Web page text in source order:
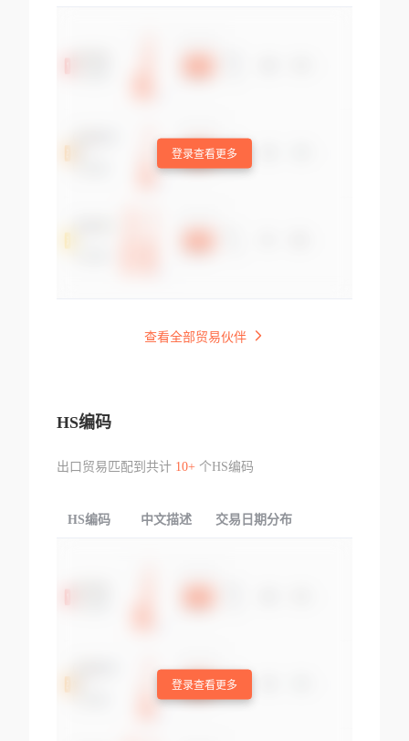
登录查看更多
查看全部贸易伙伴
HS编码
出口贸易匹配到共计 10+个HS编码
HS编码 中文描述 交易日期分布
登录查看更多